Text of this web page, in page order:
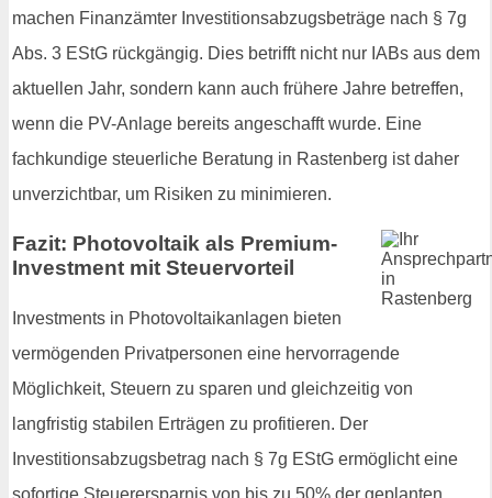
machen Finanzämter Investitionsabzugsbeträge nach § 7g
Abs. 3 EStG rückgängig. Dies betrifft nicht nur IABs aus dem
aktuellen Jahr, sondern kann auch frühere Jahre betreffen,
wenn die PV-Anlage bereits angeschafft wurde. Eine
fachkundige steuerliche Beratung in Rastenberg ist daher
unverzichtbar, um Risiken zu minimieren.
Fazit: Photovoltaik als Premium-
Investment mit Steuervorteil
Investments in Photovoltaikanlagen bieten
vermögenden Privatpersonen eine hervorragende
Möglichkeit, Steuern zu sparen und gleichzeitig von
langfristig stabilen Erträgen zu profitieren. Der
Investitionsabzugsbetrag nach § 7g EStG ermöglicht eine
sofortige Steuerersparnis von bis zu 50% der geplanten